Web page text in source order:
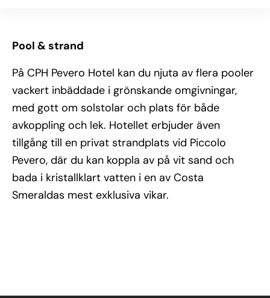
Pool & strand
På CPH Pevero Hotel kan du njuta av flera pooler
vackert inbäddade i grönskande omgivningar,
med gott om solstolar och plats för både
avkoppling och lek. Hotellet erbjuder även
tillgång till en privat strandplats vid Piccolo
Pevero, där du kan koppla av på vit sand och
bada i kristallklart vatten i en av Costa
Smeraldas mest exklusiva vikar.